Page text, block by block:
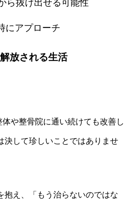
にアプローチ
放される生活
や整骨院に通い続けても改善し
決して珍しいことではありませ
抱え、「もう治らないのではな